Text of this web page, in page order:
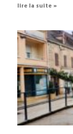
lire la suite »